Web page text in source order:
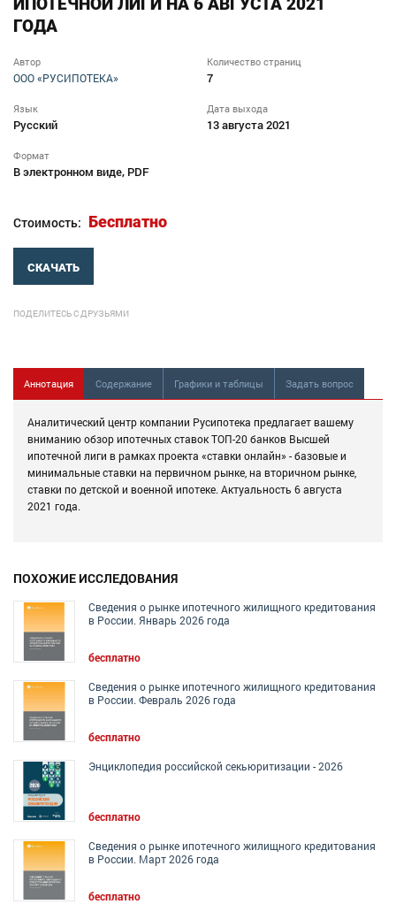
ИПОТЕЧНОЙ ЛИГИ НА 6 АВГУСТА 2021
ГОДА
Автор
ООО «РУСИПОТЕКА»
Количество страниц
7
Язык
Русский
Дата выхода
13 августа 2021
Формат
В электронном виде, PDF
Стоимость: Бесплатно
СКАЧАТЬ
ПОДЕЛИТЕСЬ С ДРУЗЬЯМИ
Аннотация Содержание Графики и таблицы Задать вопрос
Аналитический центр компании Русипотека предлагает вашему
вниманию обзор ипотечных ставок ТОП-20 банков Высшей
ипотечной лиги в рамках проекта «ставки онлайн» - базовые и
минимальные ставки на первичном рынке, на вторичном рынке,
ставки по детской и военной ипотеке. Актуальность 6 августа
2021 года.
ПОХОЖИЕ ИССЛЕДОВАНИЯ
Сведения о рынке ипотечного жилищного кредитования
в России. Январь 2026 года
бесплатно
Сведения о рынке ипотечного жилищного кредитования
в России. Февраль 2026 года
бесплатно
Энциклопедия российской секьюритизации - 2026
бесплатно
Сведения о рынке ипотечного жилищного кредитования
в России. Март 2026 года
бесплатно